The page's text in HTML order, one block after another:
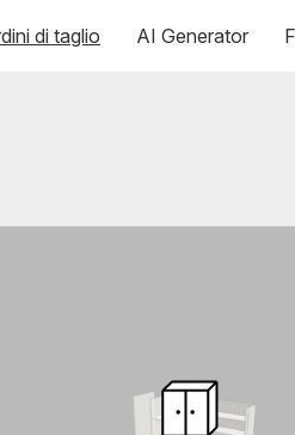
di taglio AI Generator